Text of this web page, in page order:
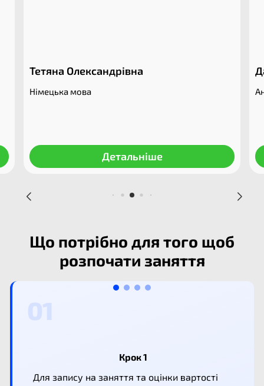
Тетяна Олександрівна
Німецька мова
Детальніше
Що потрібно для того щоб
розпочати заняття
Крок 1
Для запису на заняття та оцінки вартості